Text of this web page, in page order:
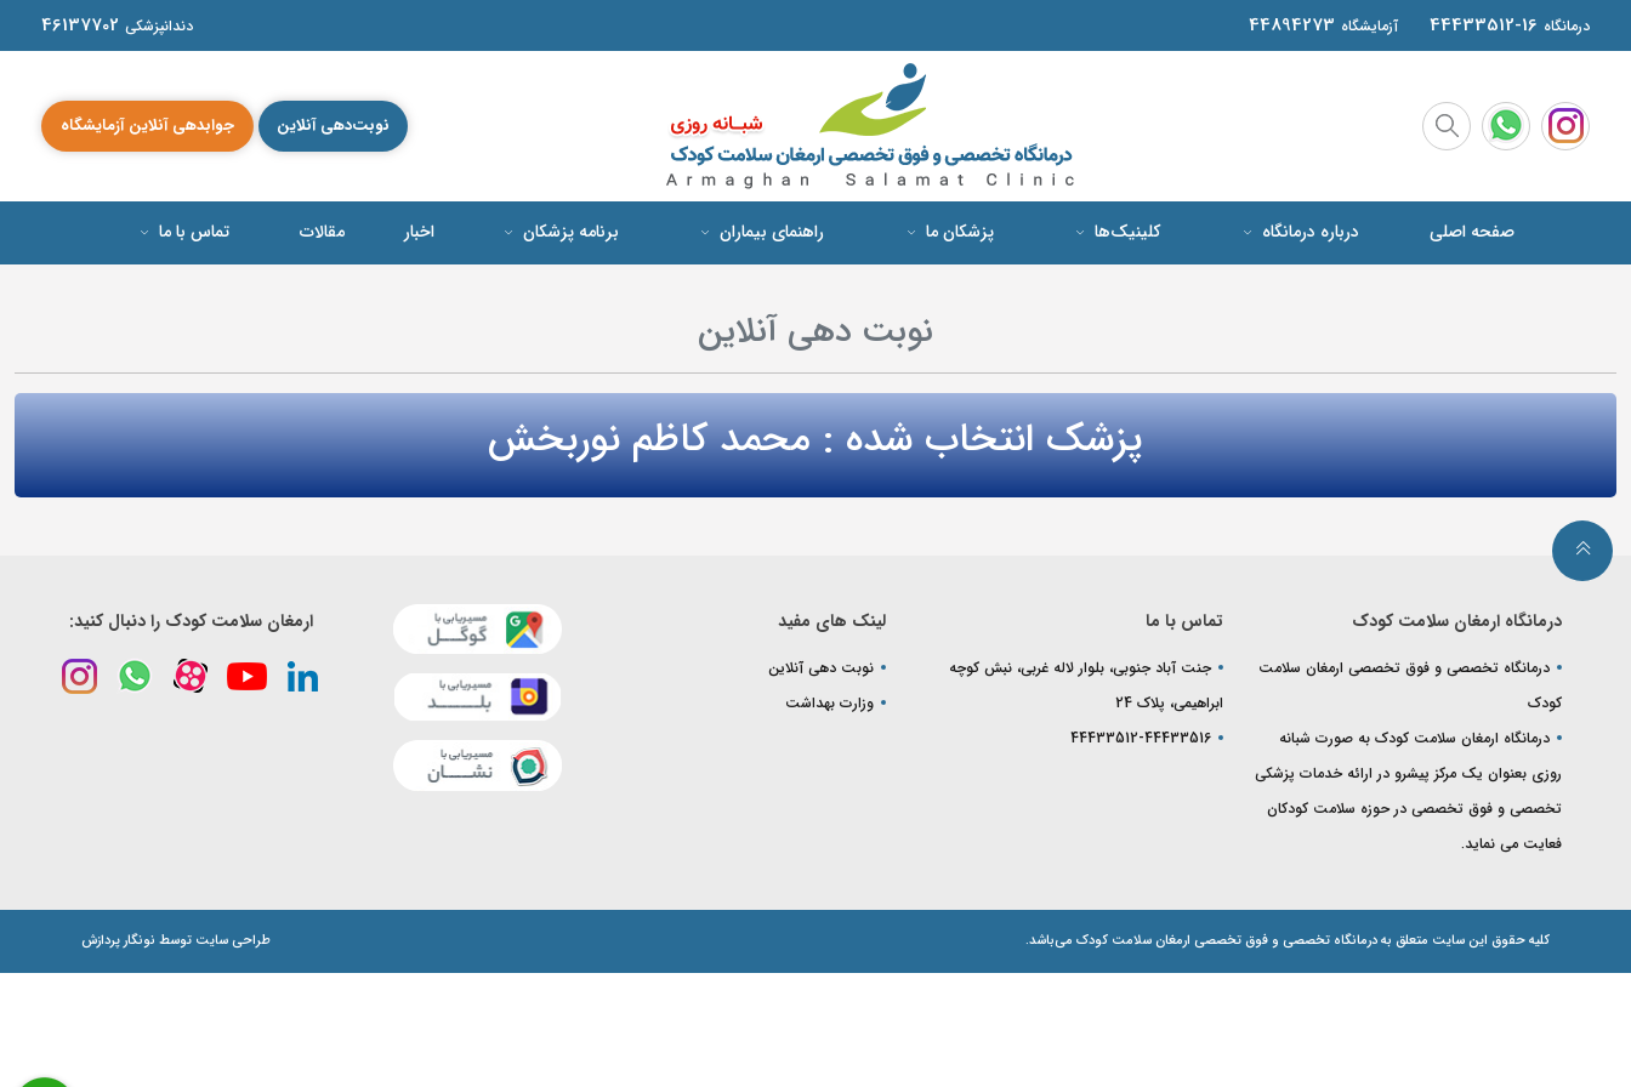
44433512-16 درمانگاه 44894273 آزمایشگاه 46137702 دندانپزشکی
نوبت‌دهی آنلاین جوابدهی آنلاین آزمایشگاه
صفحه اصلی درباره درمانگاه کلینیک‌ها پزشکان ما راهنمای بیماران برنامه پزشکان اخبار مقالات تماس با ما
نوبت دهی آنلاین
پزشک انتخاب شده : محمد کاظم نوربخش
درمانگاه ارمغان سلامت کودک
درمانگاه تخصصی و فوق تخصصی ارمغان سلامت
کودک
درمانگاه ارمغان سلامت کودک به صورت شبانه
روزی بعنوان یک مرکز پیشرو در ارائه خدمات پزشکی
تخصصی و فوق تخصصی در حوزه سلامت کودکان
فعایت می نماید.
تماس با ما
جنت آباد جنوبی، بلوار لاله غربی، نبش کوچه
ابراهیمی، پلاک 24
44433512-44433516
لینک های مفید
نوبت دهی آنلاین
وزارت بهداشت
ارمغان سلامت کودک را دنبال کنید:
کلیه حقوق این سایت متعلق به درمانگاه تخصصی و فوق تخصصی ارمغان سلامت کودک می‌باشد. طراحی سايت توسط نونگار پردازش